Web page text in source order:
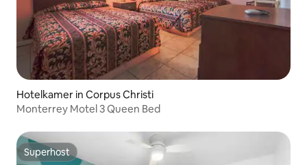
Hotelkamer in Corpus Christi
Monterrey Motel 3 Queen Bed
Superhost
Superhost